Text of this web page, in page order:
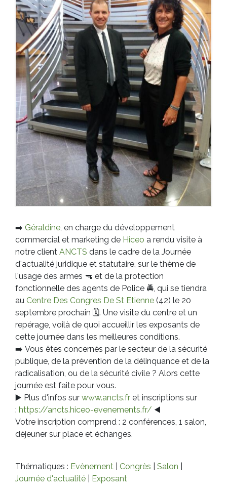
➡️ Géraldine, en charge du développement
commercial et marketing de Hiceo a rendu visite à
notre client ANCTS dans le cadre de la Journée
d'actualité juridique et statutaire, sur le thème de
l'usage des armes 🔫 et de la protection
fonctionnelle des agents de Police 🚔, qui se tiendra
au Centre Des Congres De St Etienne (42) le 20
septembre prochain 🗓. Une visite du centre et un
repérage, voilà de quoi accueillir les exposants de
cette journée dans les meilleures conditions.
➡️ Vous êtes concernés par le secteur de la sécurité
publique, de la prévention de la délinquance et de la
radicalisation, ou de la sécurité civile ? Alors cette
journée est faite pour vous.
▶️ Plus d'infos sur www.ancts.fr et inscriptions sur
: https://ancts.hiceo-evenements.fr/ ◀️
Votre inscription comprend : 2 conférences, 1 salon,
déjeuner sur place et échanges.
Thématiques : Evènement Congrès Salon
Journée d'actualité
Exposant